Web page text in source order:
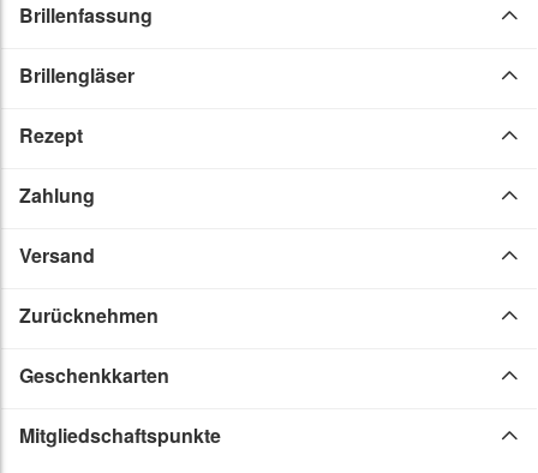
Brillenfassung
Brillengläser
Rezept
Zahlung
Versand
Zurücknehmen
Geschenkkarten
Mitgliedschaftspunkte